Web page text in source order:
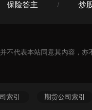
保险答主 / 炒
不代表本站同意其内容，亦
索引 期货公司索引